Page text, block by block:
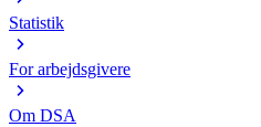
Statistik
For arbejdsgivere
Om DSA